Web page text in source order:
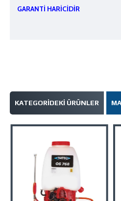
GARANTİ HARİCİDİR
KATEGORIDEKI ÜRÜNLER